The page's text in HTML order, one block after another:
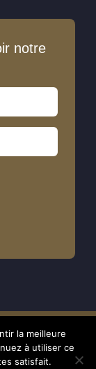
notre
d'entreprise : 413
Nivelles - © 2024
la meilleure
à utiliser ce
satisfait.